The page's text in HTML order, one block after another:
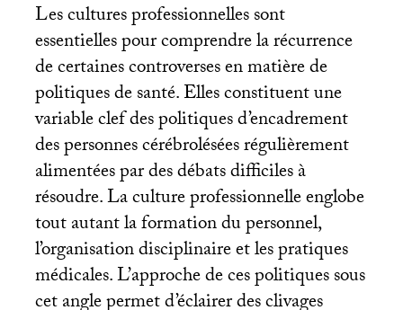
Les cultures professionnelles sont
essentielles pour comprendre la récurrence
de certaines controverses en matière de
politiques de santé. Elles constituent une
variable clef des politiques d’encadrement
des personnes cérébrolésées régulièrement
alimentées par des débats difficiles à
résoudre. La culture professionnelle englobe
tout autant la formation du personnel,
l’organisation disciplinaire et les pratiques
médicales. L’approche de ces politiques sous